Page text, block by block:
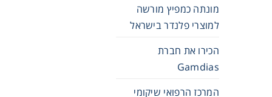
מונתה כמפיץ מורשה
למוצרי פלנדר בישראל
הכירו את חברת
Gamdias
המרכז הרפואי שיקומי